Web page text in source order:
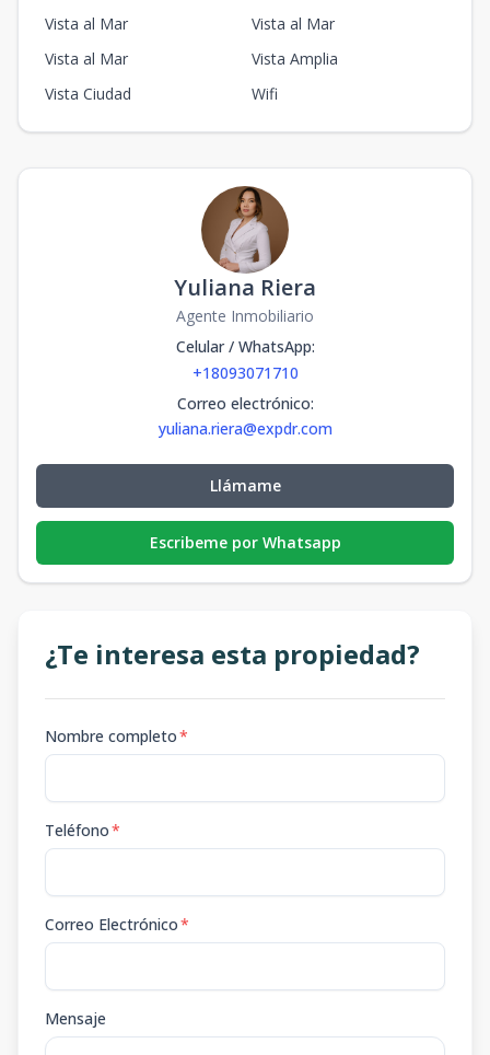
Vista al Mar
Vista al Mar
Vista al Mar
Vista Amplia
Vista Ciudad
Wifi
Yuliana Riera
Agente Inmobiliario
Celular / WhatsApp:
+18093071710
Correo electrónico:
yuliana.riera@expdr.com
Llámame
Escribeme por Whatsapp
¿Te interesa esta propiedad?
Nombre completo*
Teléfono*
Correo Electrónico*
Mensaje